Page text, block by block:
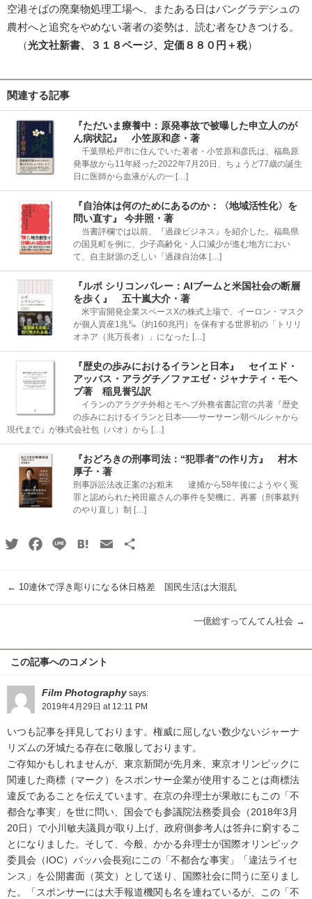
空港そばの廃棄物処理工場へ、またある日はバングラデシュの
農村へと追究をやめない著者の姿勢は、読む者をひきつける。
（光文社新書、３１８ページ、定価８８０円＋税）
関連する記事
『ただいま療養中：原発事故で被曝した申立人のが
ん病状記』 小笠原和彦・著
千葉県松戸市に住んでいた著者・小笠原和彦氏は、福島原
発事故から11年経った2022年7月20日、ちょうど77歳の誕生
日に医師から血液がんの一 […]
『自治体は何のためにあるのか：〈地域活性化〉を
問い直す』 今井照・著
当書評欄では以前、『過疎ビジネス』を紹介した。福島県
の国見町を例に、少子高齢化・人口減少が進む地方におい
て、自主財源の乏しい「過疎自治体 […]
『ルポ シリコンバレー：AIブームと米国社会の断層
を歩く』 五十嵐大介・著
米宇宙開発企業スペースXの株式上場で、イーロン・マスク
が個人資産1兆㌦（約160兆円）を保有する世界初の「トリリ
オネア（兆万長者）」になった […]
『歴史の歩みにおけるイランと日本』 セイエド・
アッバス・アラグチ／ファエゼ・ジャナティ・モヘ
ブ著 稲見誉弘訳
イランのアラグチ外相とモヘブ外務省書記官の共著『歴史
の歩みにおけるイランと日本――サーサーン朝ペルシャから
現代まで』が株式会社包（パオ）から […]
『おどろきの刑事司法：“犯罪者”の作り方』 村木
厚子・著
刑事訴訟法改正案のお粗末 逮捕から58年後にようやく冤
罪と認められた袴田巖さんの事件を契機に、再審（刑事裁判
のやり直し）制 […]
TwitterFacebook
Line HatenaEmail
← 10連休で浮き彫りになる休日格差 国民生活は大混乱
一億総すってんてん社会 →
この記事へのコメント
Film Photography says:
2019年4月29日 at 12:11 PM
いつも記事を拝見しております。権威に屈しない数少ないジャーナ
リズムの牙城たる存在に敬服しております。
ご存知かもしれませんが、東京新聞が先月来、東京オリンピックに
関連した商標（マーク）をスポンサー企業が使用することは商標法
違反であることを伝えています。在京の弁理士が果敢にもこの「不
都合な事実」を世に問い、国会でも参議院法務委員会（2018年3月
20日）で小川敏夫議員が取り上げ、政府側参考人は答弁に窮するこ
とになりました。そして、今般、かかる弁理士が国際オリンピック
委員会（IOC）バッハ会長宛にこの「不都合な事実」「違法ライセ
ンス」を公開書面（英文）として送り、国際社会に問うに至りまし
た。「スポンサーには大手報道機関も名を連ねているが、この「不